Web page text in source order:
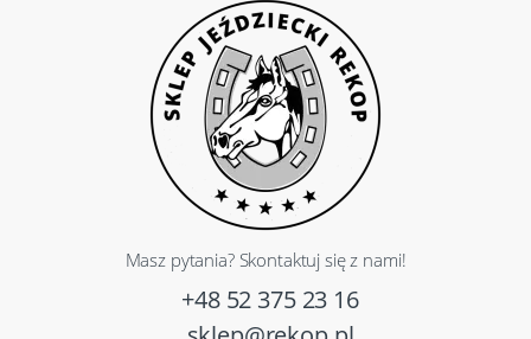
Masz pytania? Skontaktuj się z nami!
+48 52 375 23 16